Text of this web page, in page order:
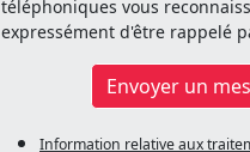
téléphoniques vous
expressément d'être rappelé
Envoyer un
Information relative aux